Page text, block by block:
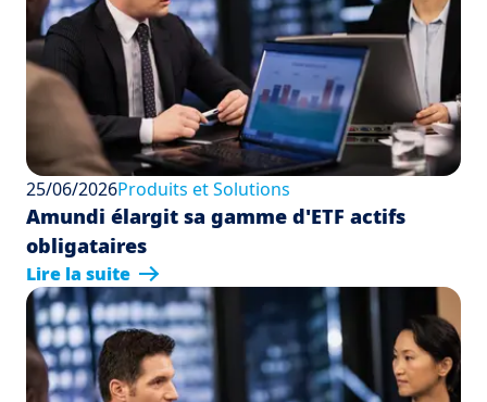
25/06/2026Produits et Solutions
Amundi élargit sa gamme d'ETF actifs
obligataires
Lire la suite